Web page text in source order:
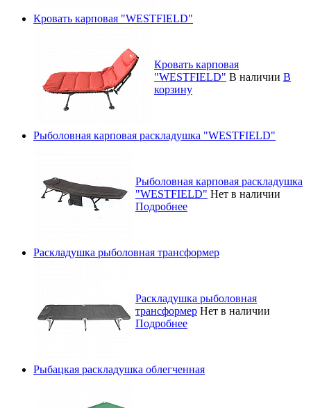
Кровать карповая "WESTFIELD"
Кровать карповая
"WESTFIELD" В наличии В
корзину
Рыболовная карповая раскладушка "WESTFIELD"
Рыболовная карповая раскладушка
"WESTFIELD" Нет в наличии
Подробнее
Раскладушка рыболовная трансформер
Раскладушка рыболовная
трансформер Нет в наличии
Подробнее
Рыбацкая раскладушка облегченная